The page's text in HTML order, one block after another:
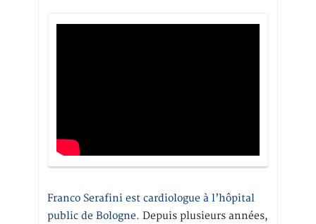
Franco Serafini est cardiologue à l’hôpital
public de Bologne. Depuis plusieurs années,